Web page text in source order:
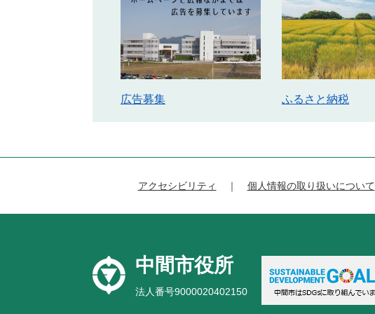
広告募集 ふるさと納税
アクセシビリティ 個人情報の取り扱いについて
中間市役所
法人番号9000020402150